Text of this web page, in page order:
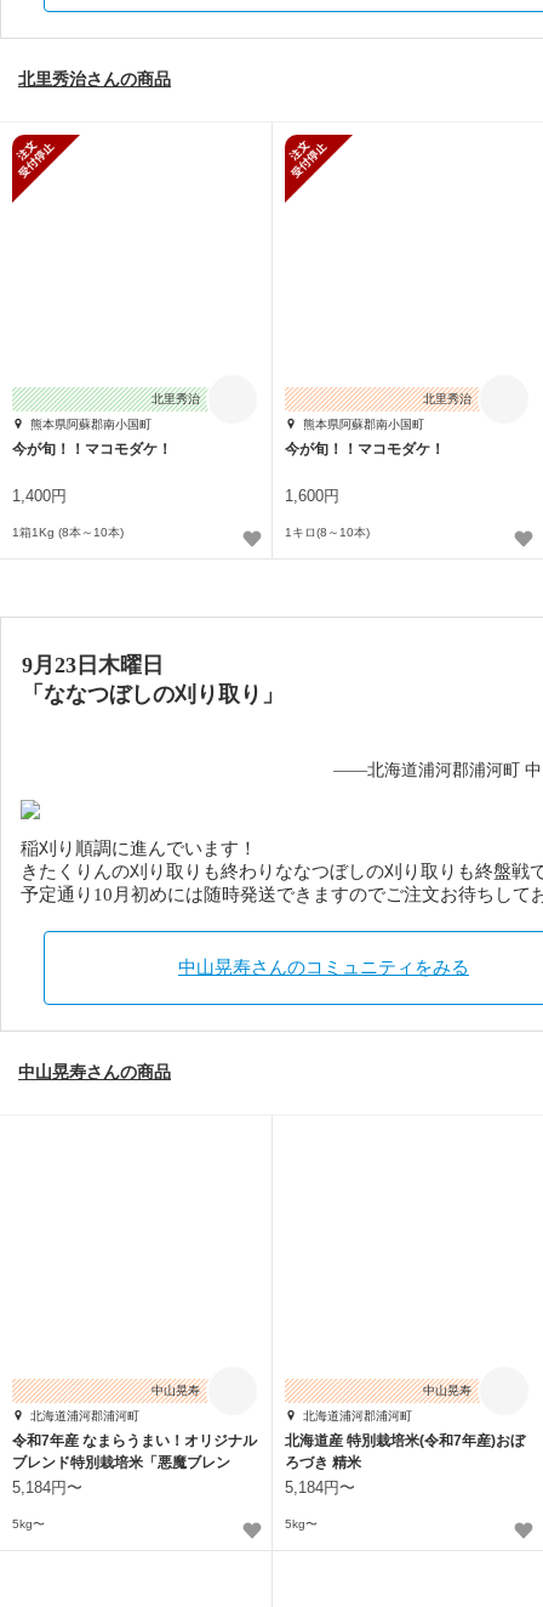
北里秀治さんの商品
北里秀治
熊本県阿蘇郡南小国町
今が旬！！マコモダケ！
1,400円
1箱1Kg (8本～10本)
北里秀治
熊本県阿蘇郡南小国町
今が旬！！マコモダケ！
1,600円
1キロ(8～10本)
9月23日木曜日
「ななつぼしの刈り取り」
——北海道浦河郡浦河町 中
稲刈り順調に進んでいます！
きたくりんの刈り取りも終わりななつぼしの刈り取りも終盤戦
予定通り10月初めには随時発送できますのでご注文お待ちして
中山晃寿さんのコミュニティをみる
中山晃寿さんの商品
中山晃寿
北海道浦河郡浦河町
令和7年産 なまらうまい！オリジナル
ブレンド特別栽培米「悪魔ブレン
ド」
5,184円〜
5kg〜
中山晃寿
北海道浦河郡浦河町
北海道産 特別栽培米(令和7年産)おぼ
ろづき 精米
5,184円〜
5kg〜